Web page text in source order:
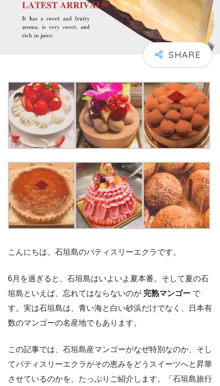
こんにちは、石垣島のパティスリーエクラです。
6月を過ぎると、石垣島はいよいよ夏本番。そして夏の石
垣島といえば、忘れてはならないのが 完熟マンゴー で
す。実は石垣島は、青い海と白い砂浜だけでなく、日本有
数のマンゴーの名産地でもあります。
この記事では、石垣島産マンゴーがなぜ特別なのか、そし
てパティスリーエクラがその恵みをどうスイーツへと昇華
させているのかを、たっぷりご紹介します。「石垣島旅行